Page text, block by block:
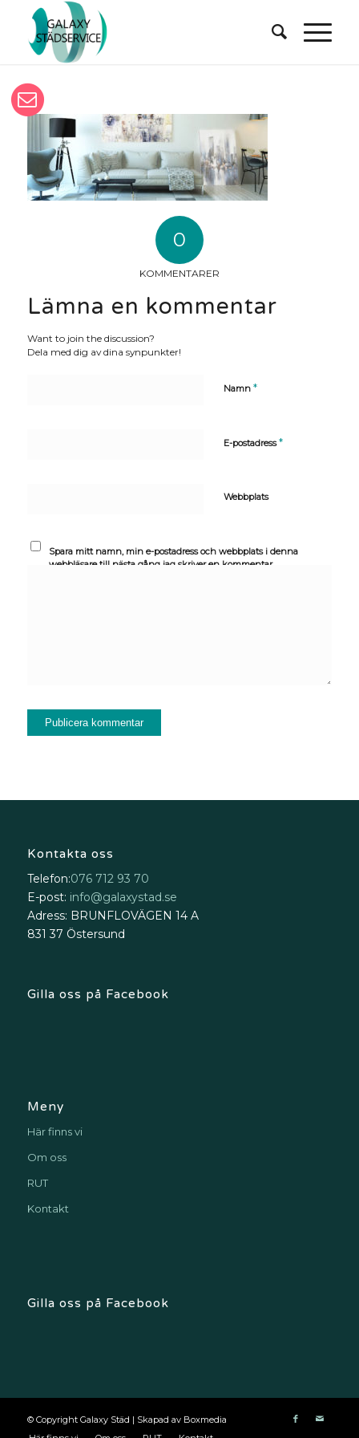
0
KOMMENTARER
Lämna en kommentar
Want to join the discussion?
Dela med dig av dina synpunkter!
Namn *
E-postadress*
Webbplats
Spara mitt namn, min e-postadress och webbplats i denna
webbläsare till nästa gång jag skriver en kommentar.
Kontakta oss
Telefon:076 712 93 70
E-post: info@galaxystad.se
Adress: BRUNFLOVÄGEN 14 A
831 37 Östersund
Gilla oss på Facebook
Meny
Här finns vi
Om oss
RUT
Kontakt
Gilla oss på Facebook
© Copyright Galaxy Städ | Skapad av Boxmedia